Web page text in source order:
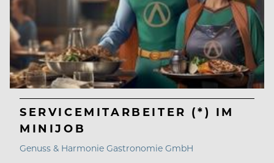
SERVICEMITARBEITER (*) IM
MINIJOB
Genuss & Harmonie Gastronomie GmbH